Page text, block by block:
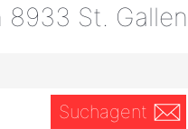
St. Gallen
Suchagent